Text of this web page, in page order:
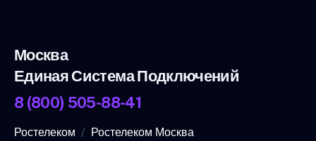
Москва
Единая Система Подключений
8 (800) 505-88-41
Ростелеком
Ростелеком Москва